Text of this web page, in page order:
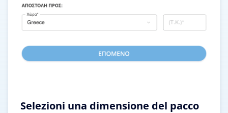
Selezioni una dimensione del pacco